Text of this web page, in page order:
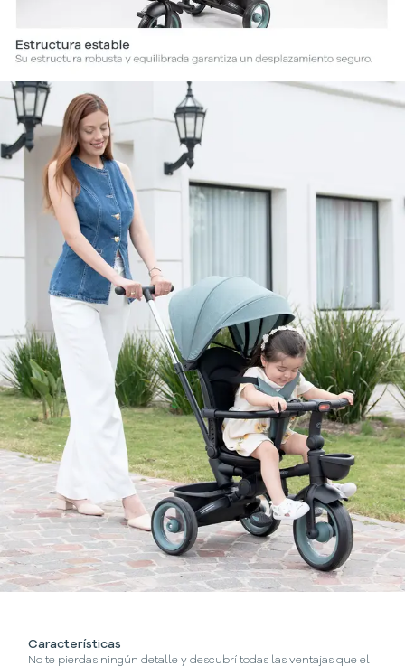
Características
No te pierdas ningún detalle y descubrí todas las ventajas que el